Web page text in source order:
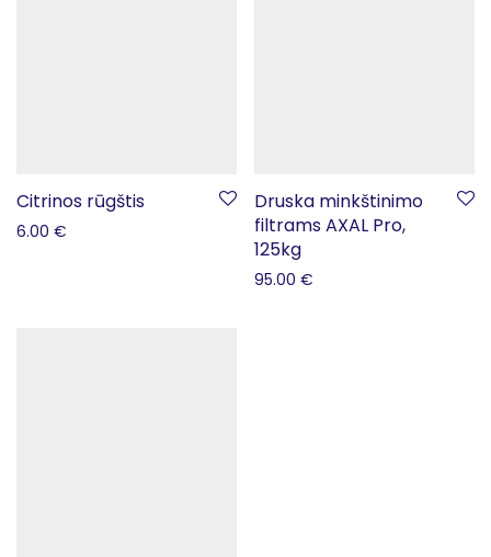
Citrinos rūgštis
6.00 €
Druska minkštinimo
filtrams AXAL Pro,
125kg
95.00 €